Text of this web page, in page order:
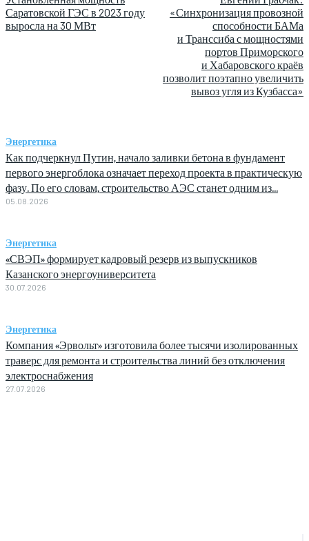
Саратовской ГЭС в 2023 году
выросла на 30 МВт
«Синхронизация провозной
способности БАМа
и Транссиба с мощностями
портов Приморского
и Хабаровского краёв
позволит поэтапно увеличить
вывоз угля из Кузбасса»
Энергетика
Как подчеркнул Путин, начало заливки бетона в фундамент
первого энергоблока означает переход проекта в практическую
фазу. По его словам, строительство АЭС станет одним из...
05.08.2026
Энергетика
«СВЭП» формирует кадровый резерв из выпускников
Казанского энергоуниверситета
30.07.2026
Энергетика
Компания «Эрвольт» изготовила более тысячи изолированных
траверс для ремонта и строительства линий без отключения
электроснабжения
27.07.2026